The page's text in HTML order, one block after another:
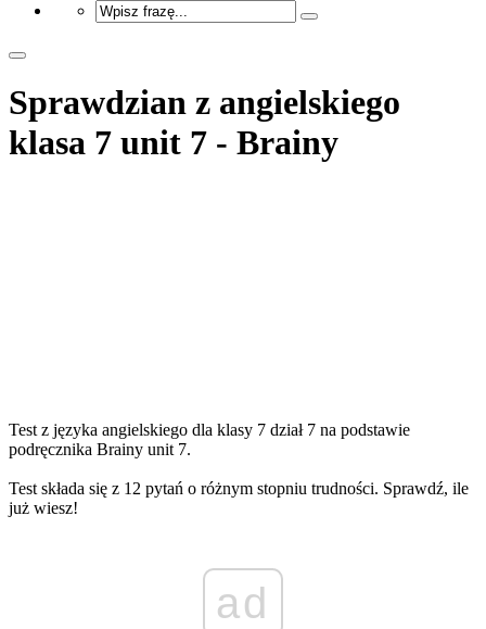
Sprawdzian z angielskiego
klasa 7 unit 7 - Brainy
Test z języka angielskiego dla klasy 7 dział 7 na podstawie
podręcznika Brainy unit 7.
Test składa się z 12 pytań o różnym stopniu trudności. Sprawdź, ile
już wiesz!
ad